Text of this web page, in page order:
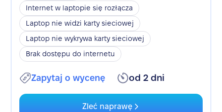
Internet w laptopie się rozłącza
Laptop nie widzi karty sieciowej
Laptop nie wykrywa karty sieciowej
Brak dostępu do internetu
Zapytaj o wycenę od 2 dni
Zleć naprawę